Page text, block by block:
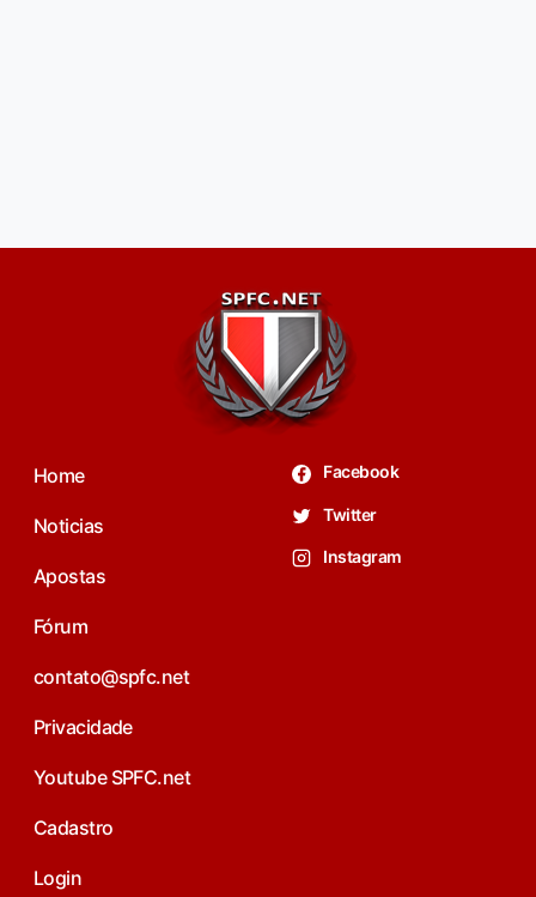
Home
Noticias
Apostas
Fórum
contato@spfc.net
Privacidade
Youtube SPFC.net
Cadastro
Login
Facebook
Twitter
Instagram